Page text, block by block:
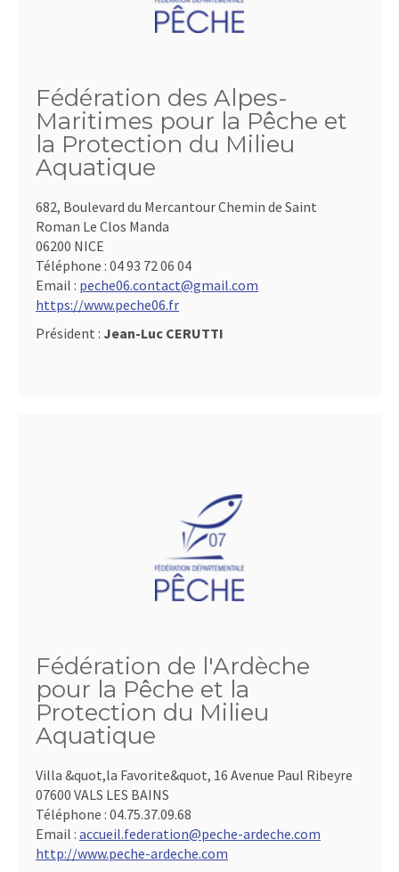
Fédération des Alpes-
Maritimes pour la Pêche et
la Protection du Milieu
Aquatique
682, Boulevard du Mercantour Chemin de Saint
Roman Le Clos Manda
06200 NICE
Téléphone : 04 93 72 06 04
Email : peche06.contact@gmail.com
https://www.peche06.fr
Président : Jean-Luc CERUTTI
Fédération de l'Ardèche
pour la Pêche et la
Protection du Milieu
Aquatique
Villa &quot,la Favorite&quot, 16 Avenue Paul Ribeyre
07600 VALS LES BAINS
Téléphone : 04.75.37.09.68
Email : accueil.federation@peche-ardeche.com
http://www.peche-ardeche.com